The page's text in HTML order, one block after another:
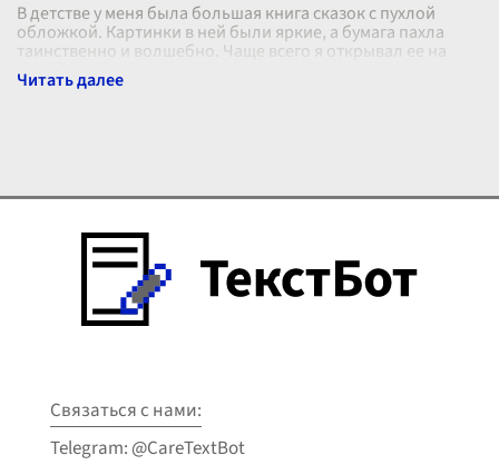
В детстве у меня была большая книга сказок с пухлой
обложкой. Картинки в ней были яркие, а бумага пахла
таинственно и волшебно. Чаще всего я открывал ее на
одной и той же истории.
Связаться с нами:
Telegram: @CareTextBot